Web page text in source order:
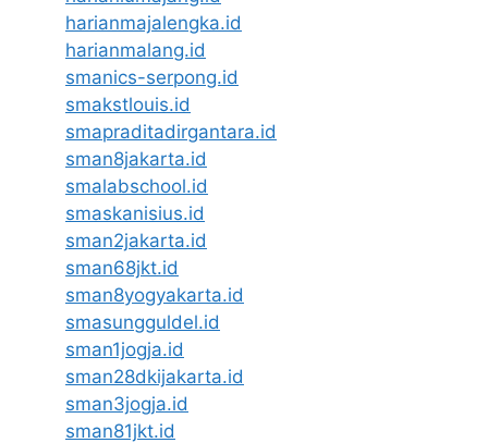
harianmajalengka.id
harianmalang.id
smanics-serpong.id
smakstlouis.id
smapraditadirgantara.id
sman8jakarta.id
smalabschool.id
smaskanisius.id
sman2jakarta.id
sman68jkt.id
sman8yogyakarta.id
smasungguldel.id
sman1jogja.id
sman28dkijakarta.id
sman3jogja.id
sman81jkt.id